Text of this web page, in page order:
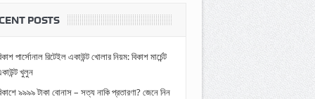
POSTS
পার্সোনাল রিটেইল একাউন্ট খোলার নিয়ম: বিকাশ মার্চেন্ট
খুলুন
৯৯৯৯ টাকা বোনাস – সত্য নাকি প্রতারণা? জেনে নিন